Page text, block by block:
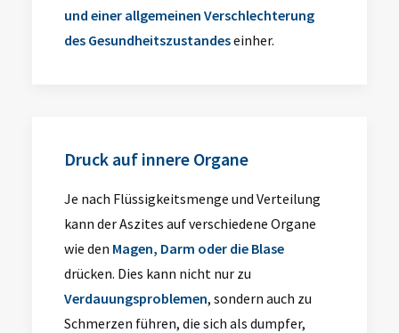
und einer allgemeinen Verschlechterung
des Gesundheitszustandeseinher.
Druck auf innere Organe
Je nach Flüssigkeitsmenge und Verteilung
kann der Aszites auf verschiedene Organe
wie den Magen, Darm oder die Blase
drücken. Dies kann nicht nur zu
Verdauungsproblemen, sondern auch zu
Schmerzen führen, die sich als dumpfer,